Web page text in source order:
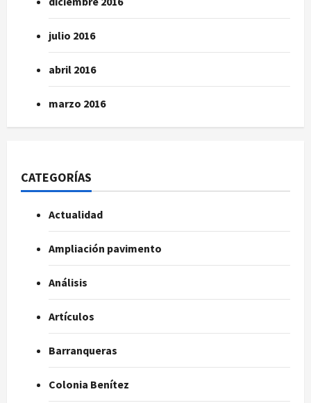
julio 2016
abril 2016
marzo 2016
CATEGORÍAS
Actualidad
Ampliación pavimento
Análisis
Artículos
Barranqueras
Colonia Benítez